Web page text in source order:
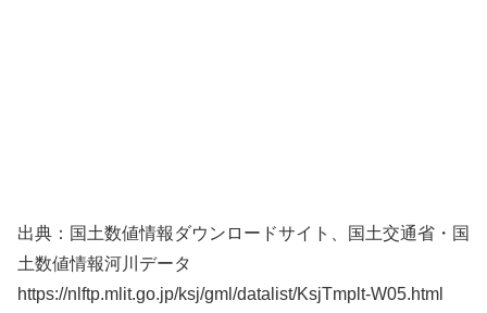
出典：国土数値情報ダウンロードサイト、国土交通省・国
土数値情報河川データ
https://nlftp.mlit.go.jp/ksj/gml/datalist/KsjTmplt-W05.html